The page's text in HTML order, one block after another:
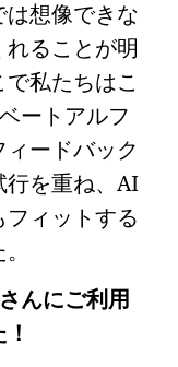
想像できな
ることが明
私たちはこ
ートアルフ
ードバック
行を重ね、AI
ィットする
んにご利用